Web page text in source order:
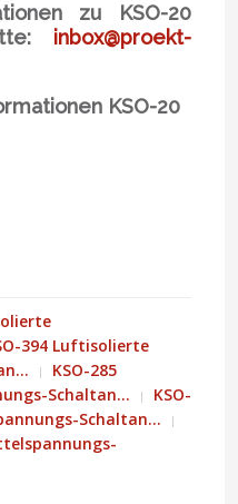
zu KSO-20
inbox@proekt-
KSO-20
394 Luftisolierte
KSO-285
Schaltan…
KSO-
Schaltan…